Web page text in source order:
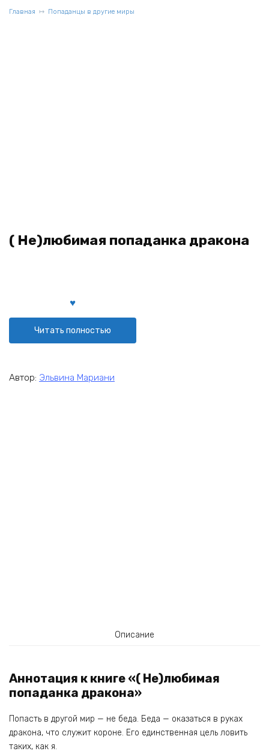
Главная Попаданцы в другие миры
( Не)любимая попаданка дракона
Читать полностью
Автор: Эльвина Мариани
Описание
Аннотация к книге «( Не)любимая
попаданка дракона»
Попасть в другой мир — не беда. Беда — оказаться в руках
дракона, что служит короне. Его единственная цель ловить
таких, как я.